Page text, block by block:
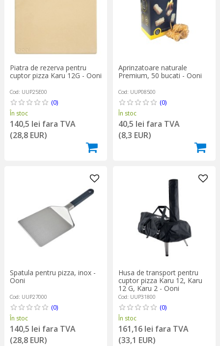
Piatra de rezerva pentru
cuptor pizza Karu 12G - Ooni
Cod: UUP25E00
(0)
În stoc
140,5 lei fara TVA
(28,8 EUR)
Aprinzatoare naturale
Premium, 50 bucati - Ooni
Cod: UUP08500
(0)
În stoc
40,5 lei fara TVA
(8,3 EUR)
Spatula pentru pizza, inox -
Ooni
Cod: UUP27000
(0)
În stoc
140,5 lei fara TVA
(28,8 EUR)
Husa de transport pentru
cuptor pizza Karu 12, Karu
12 G, Karu 2 - Ooni
Cod: UUP31800
(0)
În stoc
161,16 lei fara TVA
(33,1 EUR)